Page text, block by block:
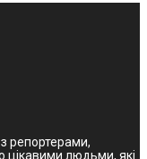
з репортерами,
цікавими людьми, які